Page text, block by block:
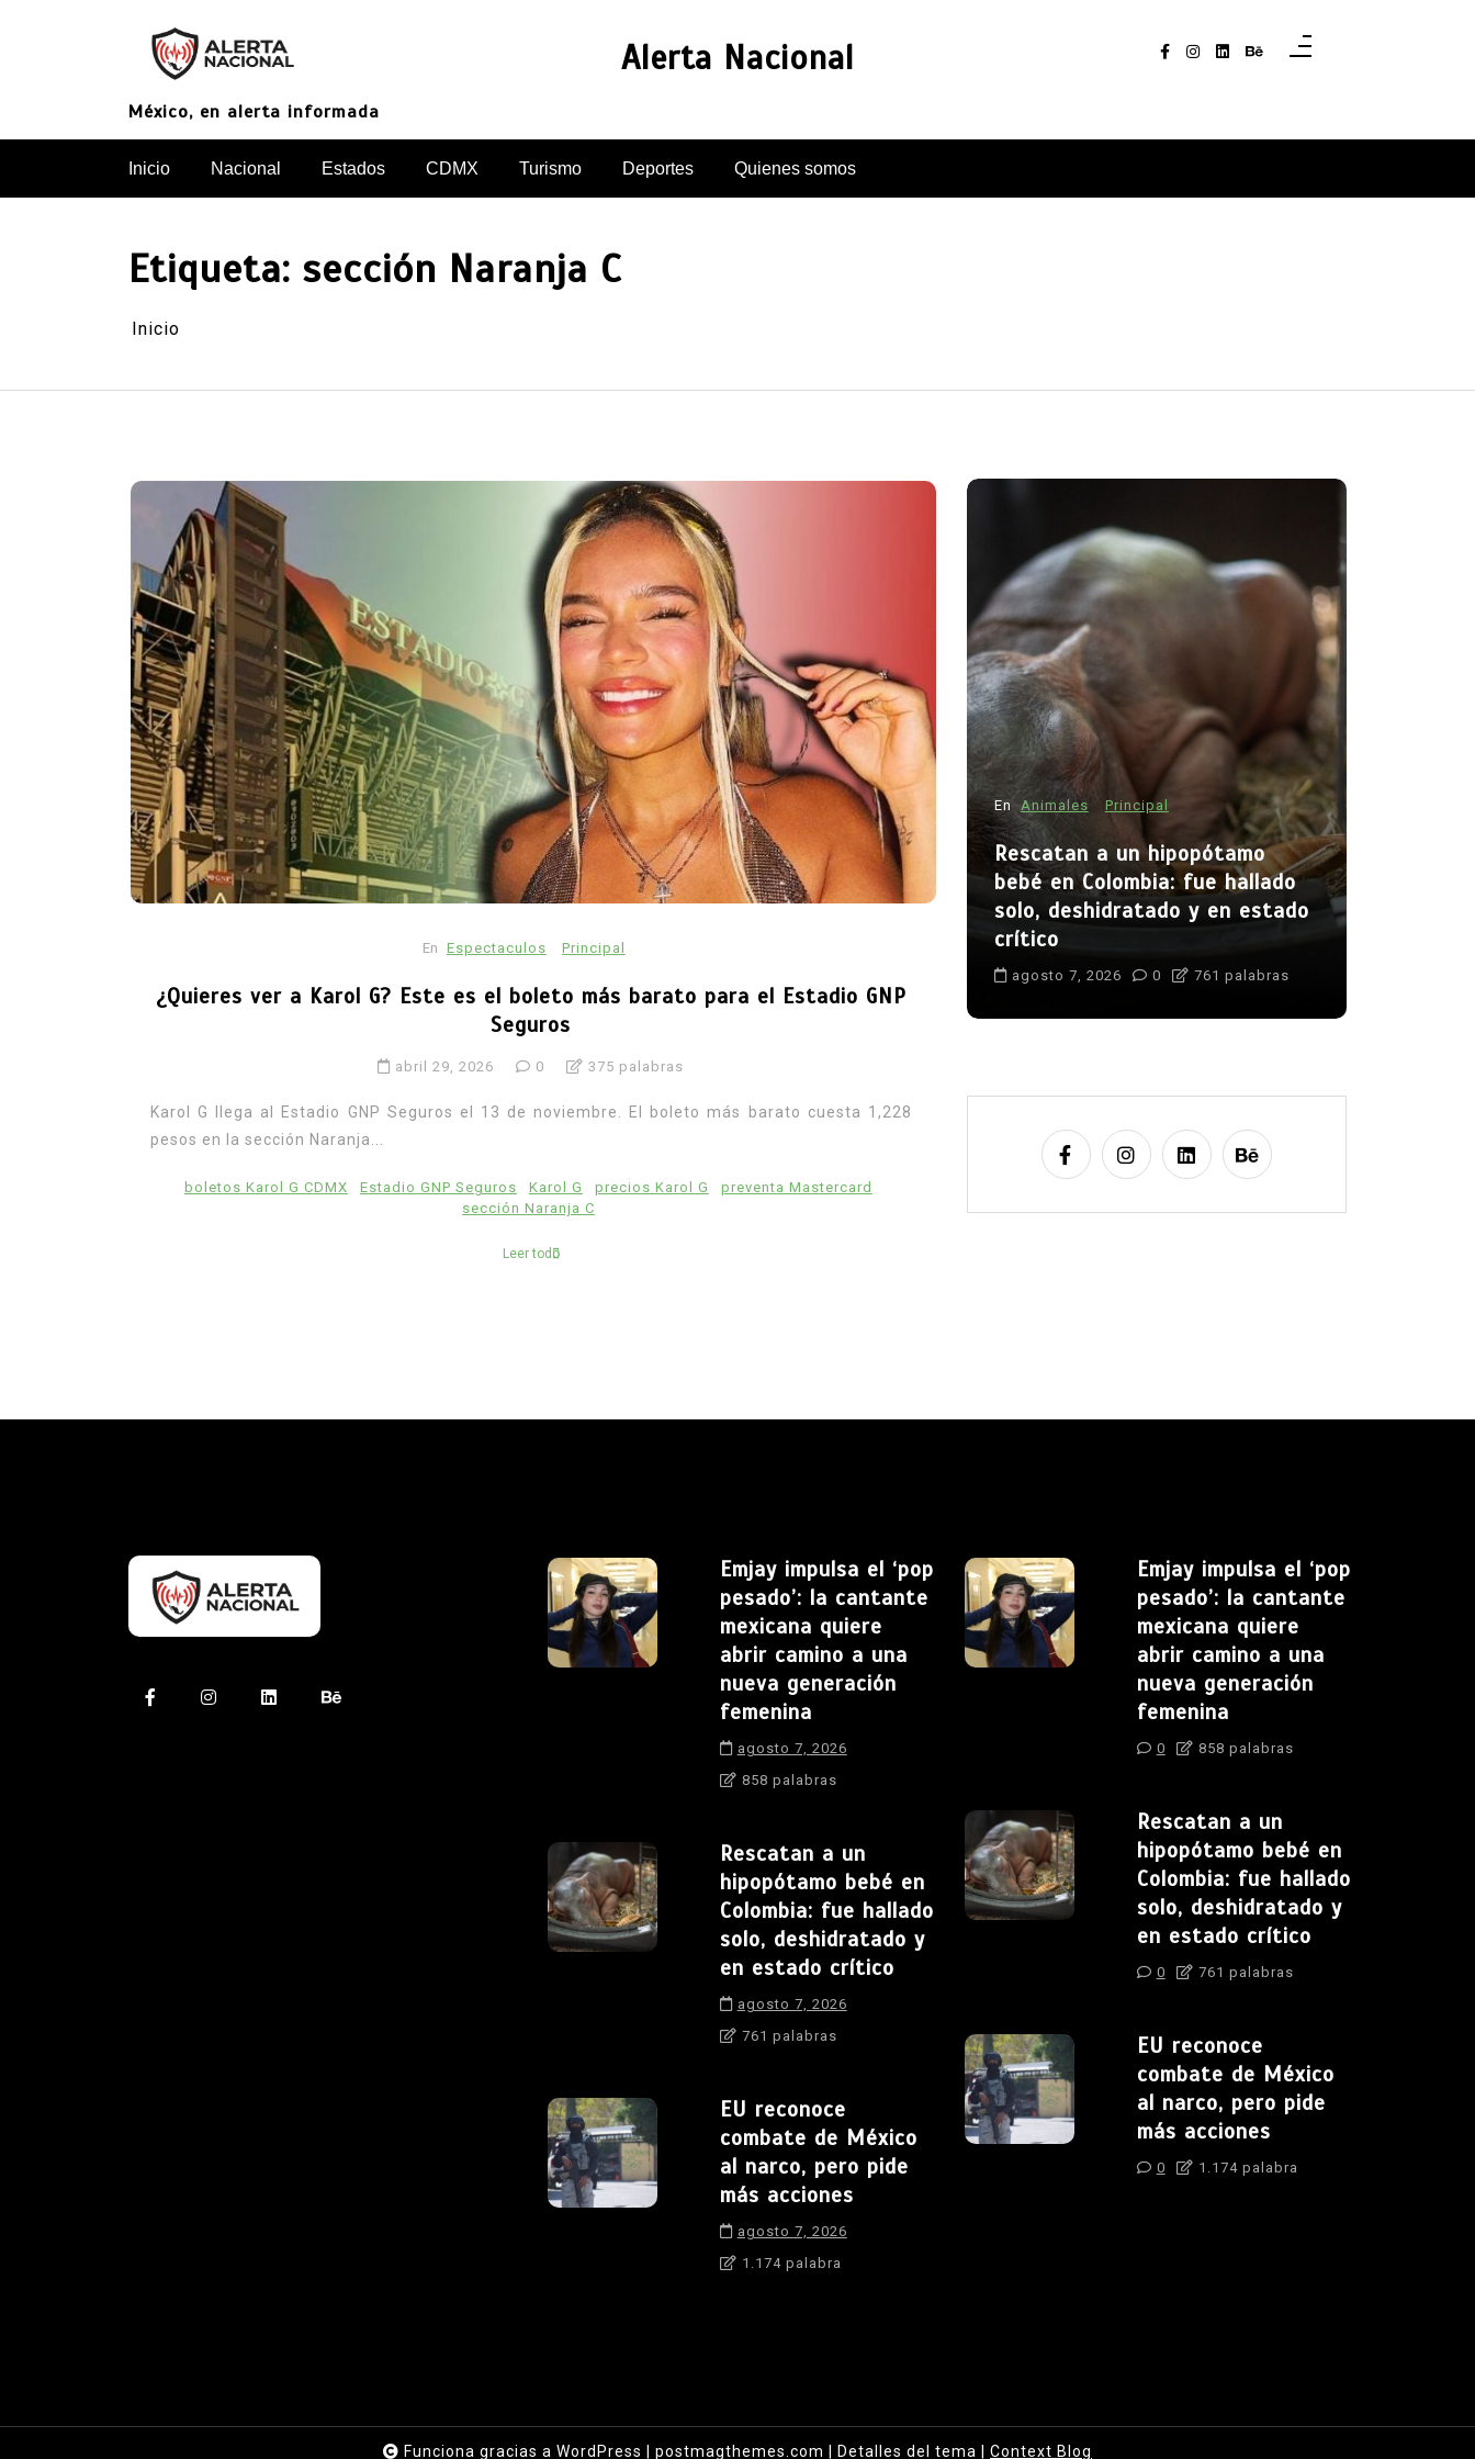
Alerta Nacional
México, en alerta informada
Inicio Nacional Estados CDMX Turismo Deportes Quienes somos
Etiqueta: sección Naranja C
Inicio
En Espectaculos Principal
¿Quieres ver a Karol G? Este es el boleto más barato para el Estadio GNP
Seguros
abril 29, 2026 0 375 palabras
Karol G llega al Estadio GNP Seguros el 13 de noviembre. El boleto más barato cuesta 1,228
pesos en la sección Naranja...
boletos Karol G CDMX Estadio GNP Seguros Karol G precios Karol G
preventa Mastercard
sección Naranja C
Leer todo
En Animales Principal
Rescatan a un hipopótamo
bebé en Colombia: fue hallado
solo, deshidratado y en estado
En Principal
Emjay impulsa el ‘pop pesado’:
la cantante mexicana quiere
abrir camino a una nueva
generación femenina
En Animales Principal
Rescatan a un hipopótamo
bebé en Colombia: fue hallado
solo, deshidratado y en estado
crítico
agosto 7, 2026 0 761 palabras
Emjay impulsa el ‘pop
pesado’: la cantante
mexicana quiere
abrir camino a una
nueva generación
femenina
agosto 7, 2026
858 palabras
Rescatan a un
hipopótamo bebé en
Colombia: fue hallado
solo, deshidratado y
en estado crítico
agosto 7, 2026
761 palabras
EU reconoce
combate de México
al narco, pero pide
más acciones
agosto 7, 2026
1.174 palabra
Emjay impulsa el ‘pop
pesado’: la cantante
mexicana quiere
abrir camino a una
nueva generación
femenina
0 858 palabras
Rescatan a un
hipopótamo bebé en
Colombia: fue hallado
solo, deshidratado y
en estado crítico
0 761 palabras
EU reconoce
combate de México
al narco, pero pide
más acciones
0 1.174 palabra
Funciona gracias a WordPress postmagthemes.com Detalles del tema Context Blog